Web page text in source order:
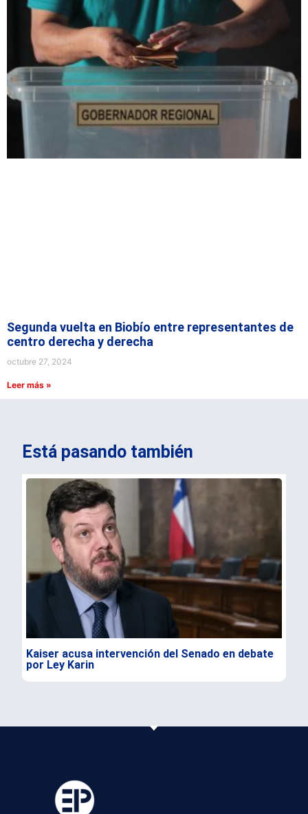
Segunda vuelta en Biobío entre representantes de
centro derecha y derecha
octubre 27, 2024
Leer más »
Está pasando también
Kaiser acusa intervención del Senado en debate
por Ley Karin